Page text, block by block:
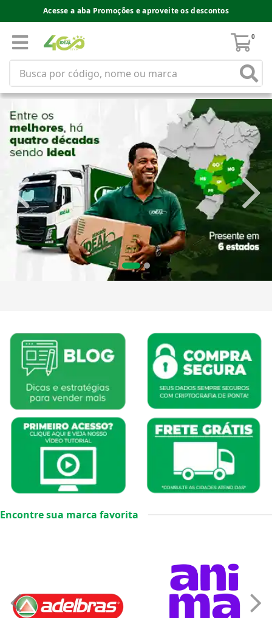
Acesse a aba Promoções e aproveite os descontos
0
Encontre sua marca favorita